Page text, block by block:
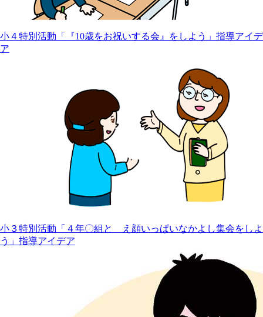
小４特別活動「『10歳をお祝いする会』をしよう」指導アイデ
ア
小３特別活動「４年〇組と え顔いっぱいなかよし集会をしよ
う」指導アイデア